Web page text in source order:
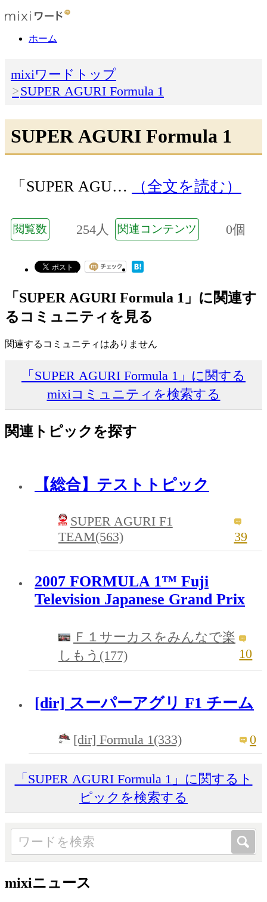
ホーム
mixiワードトップ
SUPER AGURI Formula 1
SUPER AGURI Formula 1
「SUPER AGU… （全文を読む）
閲覧数 254人 関連コンテンツ 0個
「SUPER AGURI Formula 1」に関連す
るコミュニティを見る
関連するコミュニティはありません
「SUPER AGURI Formula 1」に関する
mixiコミュニティを検索する
関連トピックを探す
【総合】テストトピック
SUPER AGURI F1
TEAM(563)
39
2007 FORMULA 1™ Fuji
Television Japanese Grand Prix
Ｆ１サーカスをみんなで楽
しもう(177)
10
[dir] スーパーアグリ F1 チーム
[dir] Formula 1(333) 0
「SUPER AGURI Formula 1」に関するト
ピックを検索する
mixiニュース